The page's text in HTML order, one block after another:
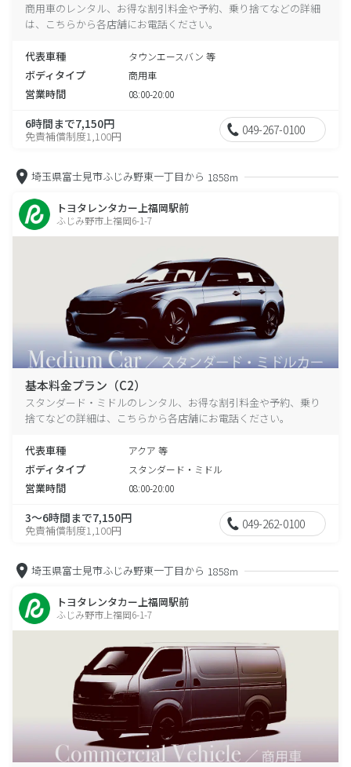
商用車のレンタル、お得な割引料金や予約、乗り捨てなどの詳細
は、こちらから各店舗にお電話ください。
代表車種 タウンエースバン 等
ボディタイプ 商用車
営業時間 08:00-20:00
6時間まで7,150円
免責補償制度1,100円 049-267-0100
埼玉県富士見市ふじみ野東一丁目から 1858m
トヨタレンタカー上福岡駅前
ふじみ野市上福岡6-1-7
基本料金プラン（C2）
スタンダード・ミドルのレンタル、お得な割引料金や予約、乗り
捨てなどの詳細は、こちらから各店舗にお電話ください。
代表車種 アクア 等
ボディタイプ スタンダード・ミドル
営業時間 08:00-20:00
3～6時間まで7,150円
免責補償制度1,100円 049-262-0100
埼玉県富士見市ふじみ野東一丁目から 1858m
トヨタレンタカー上福岡駅前
ふじみ野市上福岡6-1-7